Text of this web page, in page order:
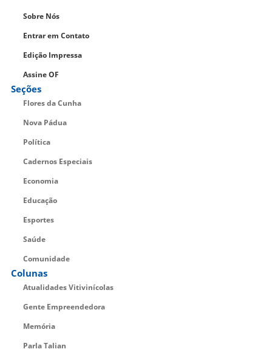
Sobre Nós
Entrar em Contato
Edição Impressa
Assine OF
Seções
Flores da Cunha
Nova Pádua
Política
Cadernos Especiais
Economia
Educação
Esportes
Saúde
Comunidade
Colunas
Atualidades Vitivinícolas
Gente Empreendedora
Memória
Parla Talian